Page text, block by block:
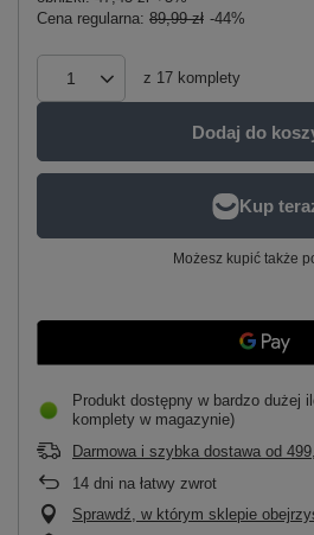
Cena regularna: 89,99 zł -44%
z 17 komplety
Dodaj do
Możesz kupić także
Produkt dostępny w bardzo dużej
komplety w magazynie)
Darmowa i szybka dostawa od
14 dni na łatwy zwrot
Sprawdź, w którym sklepie